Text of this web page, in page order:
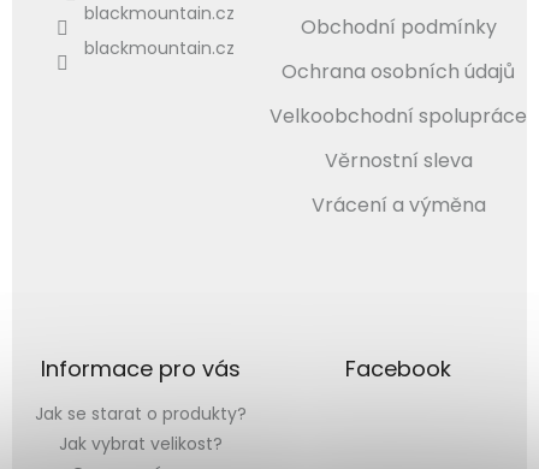
blackmountain.cz
blackmountain.cz
Obchodní podmínky
Ochrana osobních údajů
Velkoobchodní spolupráce
Věrnostní sleva
Vrácení a výměna
Informace pro vás
Jak se starat o produkty?
Jak vybrat velikost?
Facebook